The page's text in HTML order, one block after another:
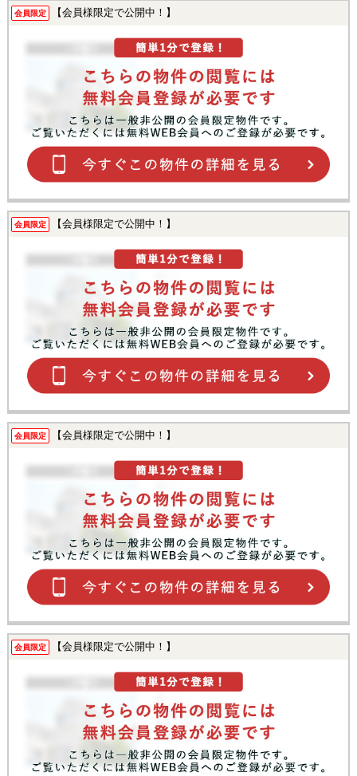
会員限定 【会員様限定で公開中！】
会員限定 【会員様限定で公開中！】
会員限定 【会員様限定で公開中！】
会員限定 【会員様限定で公開中！】